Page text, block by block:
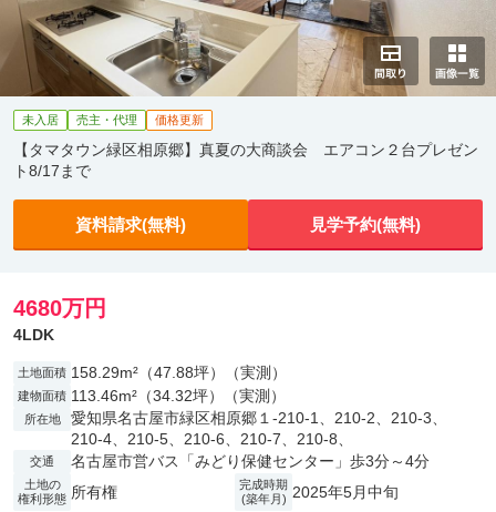
未入居 売主・代理 価格更新
【タマタウン緑区相原郷】真夏の大商談会 エアコン２台プレゼン
ト8/17まで
資料請求(無料) 見学予約(無料)
4680万円
4LDK
土地面積 158.29m²（47.88坪）（実測）
建物面積 113.46m²（34.32坪）（実測）
所在地
愛知県名古屋市緑区相原郷１-210-1、210-2、210-3、
210-4、210-5、210-6、210-7、210-8、
交通 名古屋市営バス「みどり保健センター」歩3分～4分
土地の
権利形態 所有権
完成時期
(築年月) 2025年5月中旬